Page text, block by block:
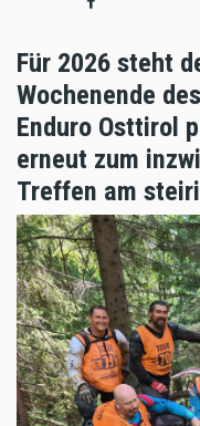
Für 2026 steht
Wochenende
Enduro Osttirol
erneut zum
Treffen am